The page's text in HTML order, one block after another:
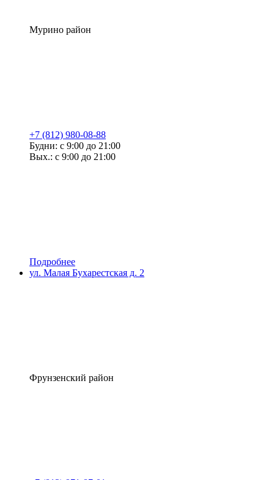
Мурино район
+7 (812) 980-08-88
Будни: с 9:00 до 21:00
Вых.: с 9:00 до 21:00
Подробнее
ул. Малая Бухарестская д. 2
Фрунзенский район